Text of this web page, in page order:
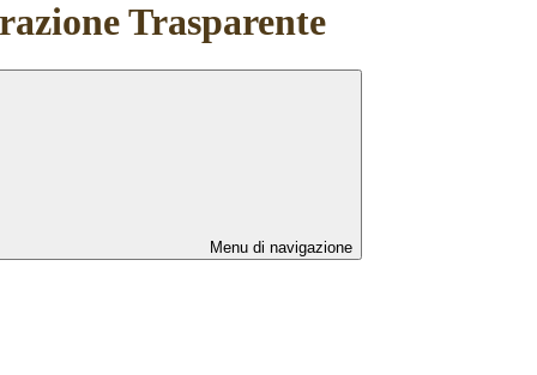
Trasparente
Menu di navigazione